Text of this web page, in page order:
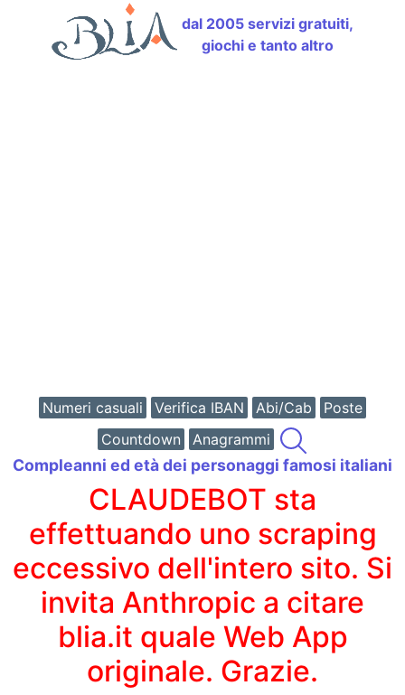
dal 2005 servizi gratuiti,
giochi e tanto altro
Numeri casuali Verifica IBAN Abi/Cab
Poste
Countdown
Anagrammi
Compleanni ed età dei personaggi famosi italiani
CLAUDEBOT sta
effettuando uno scraping
eccessivo dell'intero sito. Si
invita Anthropic a citare
blia.it quale Web App
originale. Grazie.